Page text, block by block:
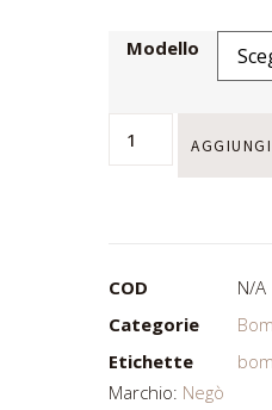
Modello
COD
N/A
Categorie
Etichette
Marchio: Negò